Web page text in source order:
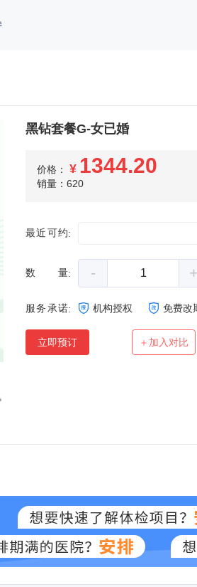
黑钻套餐G-女已婚
价格： ¥ 1344.20
销量：620
最近可约:
数量: - +
服务承诺: 机构授权 免费改
立即预订 ＋加入对比